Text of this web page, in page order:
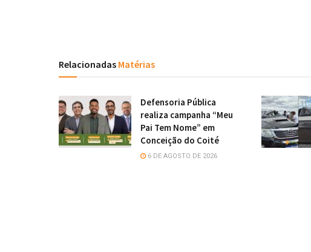
Relacionadas Matérias
Defensoria Pública
realiza campanha “Meu
Pai Tem Nome” em
Conceição do Coité
6 DE AGOSTO DE 2026